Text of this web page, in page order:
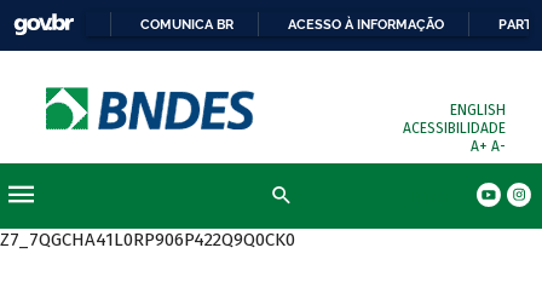
COMUNICA BR ACESSO À INFORMAÇÃO
ENGLISH
ACESSIBILIDADE
A+ A-
Z7_7QGCHA41L0RP906P422Q9Q0CK0